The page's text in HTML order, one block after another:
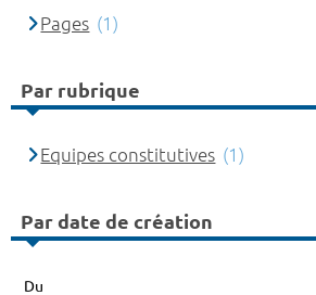
Pages (1)
Par rubrique
Equipes constitutives (1)
Par date de création
Du